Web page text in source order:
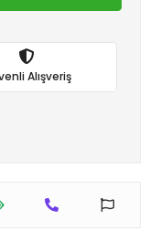
Alışveriş